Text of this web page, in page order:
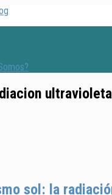
ultravioleta
sol: la